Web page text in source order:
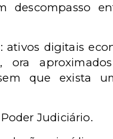
descompasso
ativos digitais
ora
que exista
Judiciário.